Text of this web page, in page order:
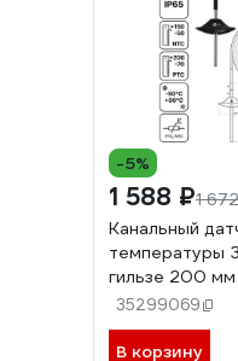
-5%
1 588 ₽1
Канальный
температуры
гильзе 200
PT1000
35299069
В корзину